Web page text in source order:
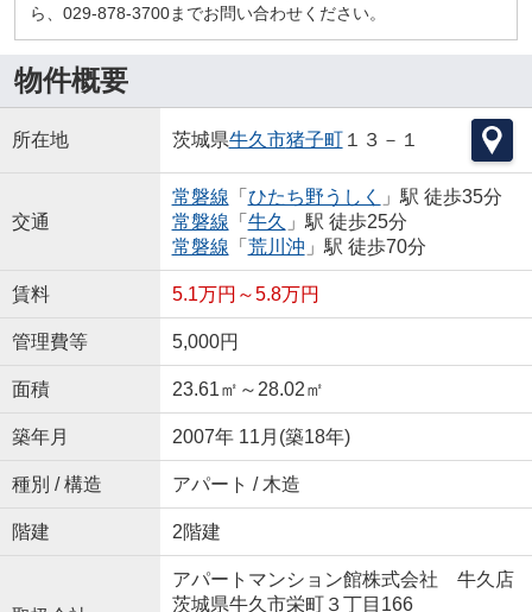
ら、029-878-3700までお問い合わせください。
物件概要
所在地 茨城県牛久市猪子町１３－１
交通
常磐線 「 ひたち野うしく
」駅 徒歩35分
常磐線 「 牛久 」駅 徒歩25分
常磐線 「 荒川沖 」駅 徒歩70分
賃料 5.1万円～5.8万円
管理費等 5,000円
面積 23.61㎡～28.02㎡
築年月 2007年 11月(築18年)
種別 / 構造 アパート / 木造
階建 2階建
アパートマンション館株式会社 牛久店
茨城県牛久市栄町３丁目166